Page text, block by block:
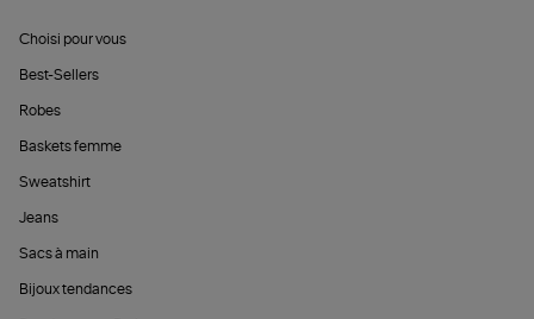
Choisi pour vous
Best-Sellers
Robes
Baskets femme
Sweatshirt
Jeans
Sacs à main
Bijoux tendances